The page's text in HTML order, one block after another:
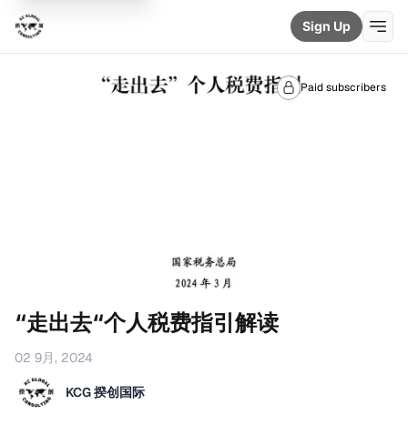
Sign Up
Paid subscribers
“走出去“个人税费指引解读
02 9月, 2024
KCG 揆创国际